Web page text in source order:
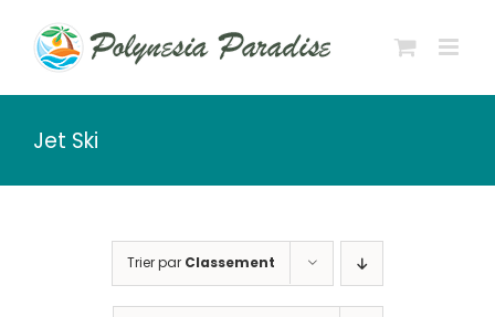
contenu
Jet Ski
Trier par Classement